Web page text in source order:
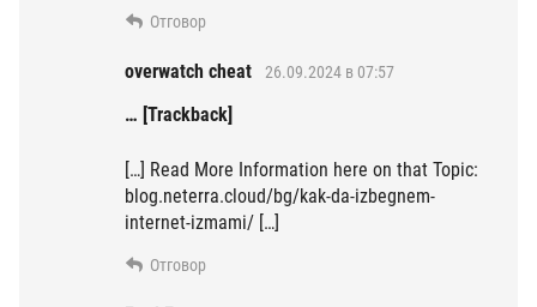
Отговор
overwatch cheat 26.09.2024 в 07:57
… [Trackback]
[…] Read More Information here on that Topic:
blog.neterra.cloud/bg/kak-da-izbegnem-
internet-izmami/ […]
Отговор